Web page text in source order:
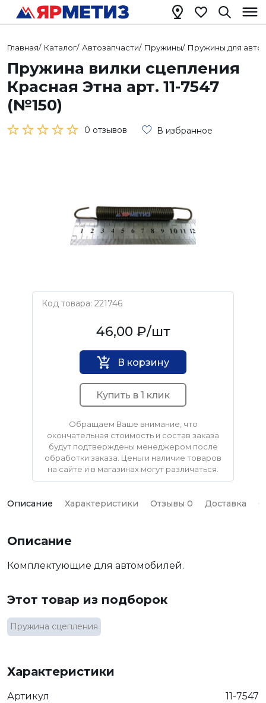
Главная/ Каталог/ Автозапчасти/ Пружины/ Пружины для
Пружина вилки сцепления
Красная Этна арт. 11-7547
(№150)
0 отзывов В избранное
Код товара: 221746
Нет бренда46,00 ₽/шт
В корзину
Купить в 1 клик
Обращаем Ваше внимание, что
окончательная стоимость и состав заказа
будут подтверждены менеджером после
обработки заказа. Цены и наличие товаров
на сайте и в магазинах могут различаться.
Описание Характеристики Отзывы 0 Доставка
Описание
Комплектующие для автомобилей.
Этот товар из подборок
Пружина сцепления
Характеристики
Артикул
11-7547